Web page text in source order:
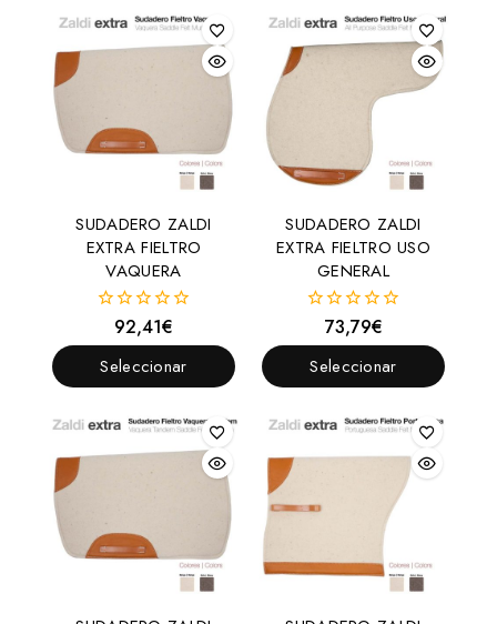
SUDADERO ZALDI
EXTRA FIELTRO
VAQUERA
fuera
de
5
92,41€
Seleccionar
SUDADERO ZALDI
EXTRA FIELTRO USO
GENERAL
fuera
de
5
73,79€
Seleccionar